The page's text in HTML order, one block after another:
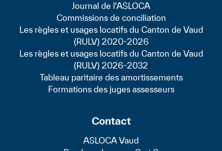
Journal de l'ASLOCA
Commissions de conciliation
Les règles et usages locatifs du Canton de Vaud
(RULV) 2020-2026
Les règles et usages locatifs du Canton de Vaud
(RULV) 2026-2032
Tableau paritaire des amortissements
Formations des juges assesseurs
Contact
ASLOCA Vaud